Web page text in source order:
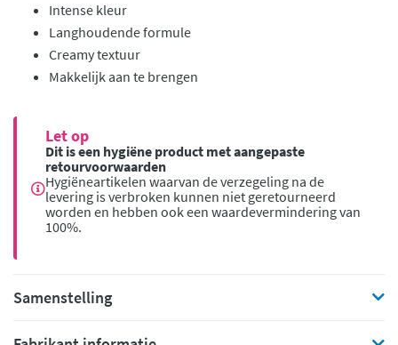
Intense kleur
Langhoudende formule
Creamy textuur
Makkelijk aan te brengen
Let op
Dit is een hygiëne product met aangepaste
retourvoorwaarden
Hygiëneartikelen waarvan de verzegeling na de
levering is verbroken kunnen niet geretourneerd
worden en hebben ook een waardevermindering van
100%.
Samenstelling